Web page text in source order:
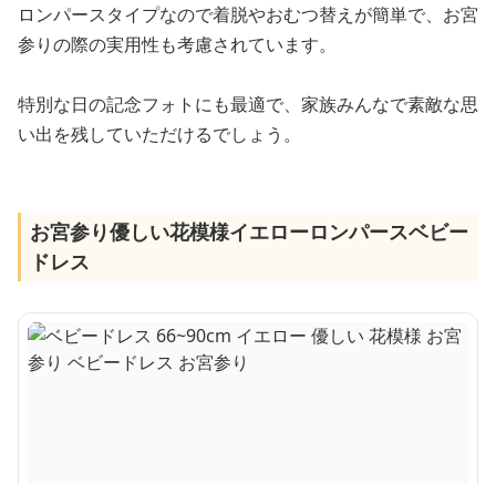
ロンパースタイプなので着脱やおむつ替えが簡単で、お宮
参りの際の実用性も考慮されています。
特別な日の記念フォトにも最適で、家族みんなで素敵な思
い出を残していただけるでしょう。
お宮参り優しい花模様イエローロンパースベビー
ドレス